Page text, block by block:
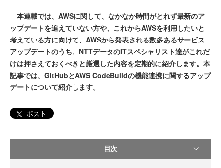
本連載では、AWSに関して、なかなか時間がとれず最新のア
ップデートを追えていない方や、これからAWSを利用したいと
考えている方に向けて、AWSから発表される数多あるサービス
アップデートのうち、NTTデータのITスペシャリスト達がこれだ
けは押さえておくべきと厳選した内容を定期的に紹介します。本
記事では、GitHubとAWS CodeBuildの機能連携に関するアップ
デートについて紹介します。
ポスト
目次